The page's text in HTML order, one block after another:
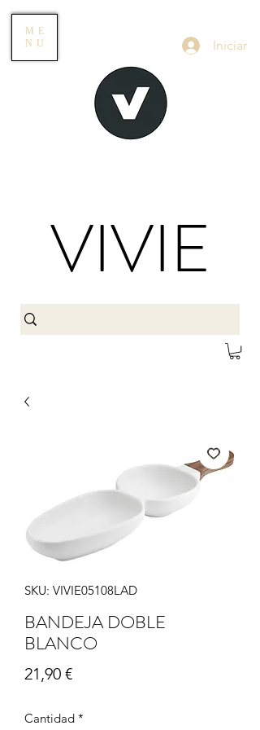
ME
NU
Iniciar
VIVIE
SKU: VIVIE05108LAD
BANDEJA DOBLE
BLANCO
21,90 €Precio
Cantidad *